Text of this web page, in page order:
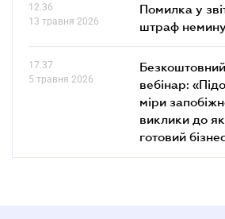
12.36
13 травня 2026
Помилка у
штраф
17.37
5 травня 2026
Безкоштовний
вебінар:
міри
виклики до
готовий